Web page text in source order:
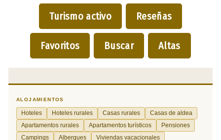
Turismo activo Reseñas
Favoritos Buscar Altas